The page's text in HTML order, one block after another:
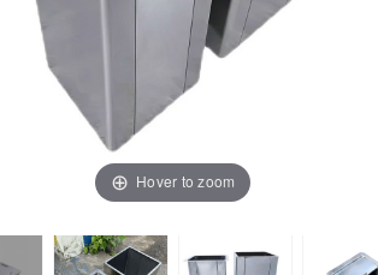
Hover to zoom